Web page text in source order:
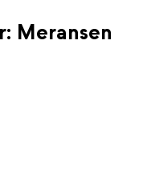
Meransen